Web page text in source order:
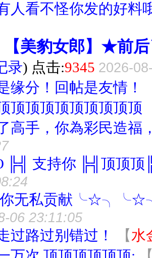
人看不怪你发的好料
【美豹女郎】★前
录) 点击:9345 2026-
缘分！回帖是友情！
顶顶顶顶顶顶顶顶顶
高手，你為彩民造福
╠╣ 支持你 ╠╣顶顶
你无私贡献
06 23:11:05
过路过别错过！ 【水